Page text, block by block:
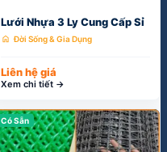
Xem chi tiết →